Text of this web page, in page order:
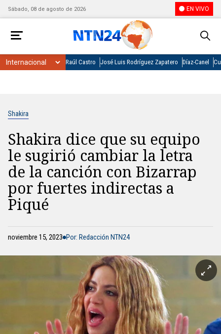
Sábado, 08 de agosto de 2026 EN VIVO
Raúl Castro José Luis Rodríguez Zapatero Díaz-Canel
Shakira
Shakira dice que su equipo
le sugirió cambiar la letra
de la canción con Bizarrap
por fuertes indirectas a
Piqué
noviembre 15, 2023 Por: Redacción NTN24